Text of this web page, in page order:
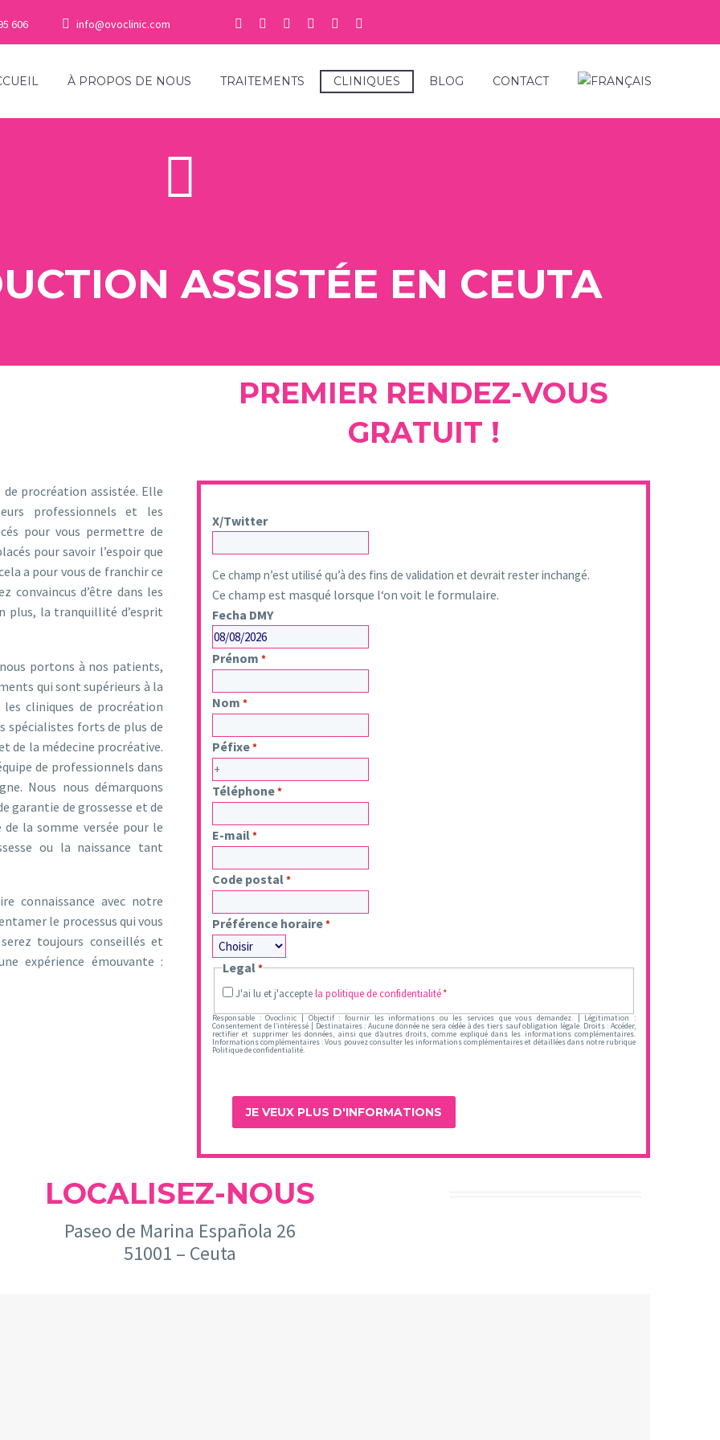
606 info@ovoclinic.com
À PROPOS DE NOUS TRAITEMENTS CLINIQUES BLOG CONTACT
ASSISTÉE EN CEUTA
procréation assistée. Elle
professionnels et les
pour vous permettre de
pour savoir l’espoir que
a pour vous de franchir ce
convaincus d’être dans les
plus, la tranquillité d’esprit
portons à nos patients,
qui sont supérieurs à la
cliniques de procréation
spécialistes forts de plus de
de la médecine procréative.
de professionnels dans
Nous nous démarquons
garantie de grossesse et de
de la somme versée pour le
ou la naissance tant
connaissance avec notre
le processus qui vous
toujours conseillés et
expérience émouvante :
PREMIER RENDEZ-VOUS
GRATUIT !
X/Twitter
Ce champ n’est utilisé qu’à des fins de validation et devrait rester inchangé.
Ce champ est masqué lorsque l‘on voit le formulaire.
Fecha DMY
JJ
slash
slash
Prénom *
Nom *
Péfixe*
Téléphone*
E-mail*
Code postal*
Préférence horaire*
Legal*
J'ai lu et j'acceptela politique de confidentialité*
Responsable : Ovoclinic | Objectif : fournir les informations ou les services que vous demandez. | Légitimation :
Consentement de l’intéressé | Destinataires : Aucune donnée ne sera cédée à des tiers sauf obligation légale. Droits : Accéder,
rectifier et supprimer les données, ainsi que d’autres droits, comme expliqué dans les informations complémentaires.
Informations complémentaires : Vous pouvez consulter les informations complémentaires et détaillées dans notre rubrique
Politique de confidentialité.
LOCALISEZ-NOUS
Paseo de Marina Española 26
51001 – Ceuta